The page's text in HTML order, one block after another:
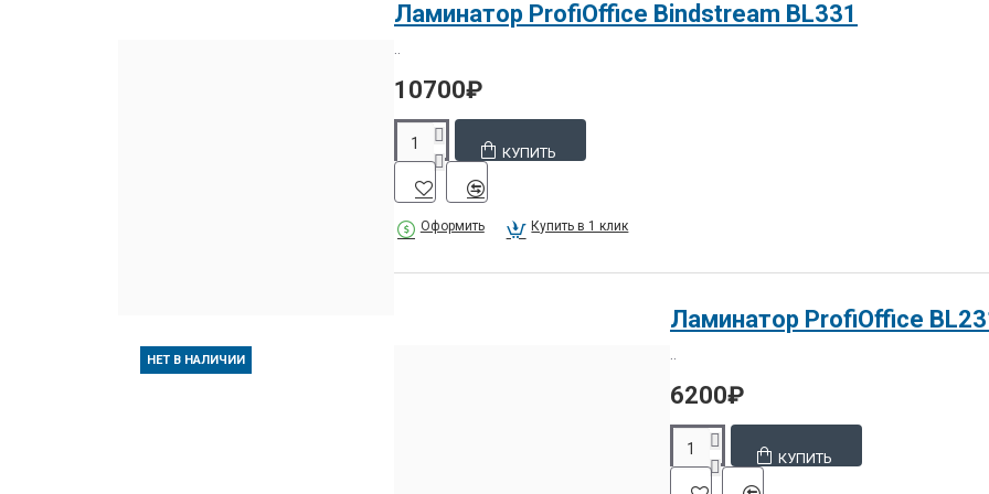
НЕТ В НАЛИЧИИ
Ламинатор ProfiOffice Bindstream ВL331
10700₽
КУПИТЬ
Оформить Купить в 1 клик
Ламинатор ProfiOffice
6200₽
КУПИТЬ